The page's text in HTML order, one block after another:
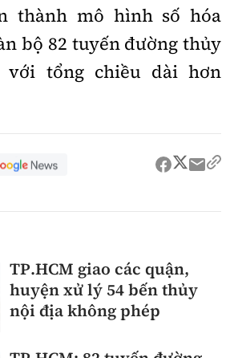
thành mô hình số hóa
bộ 82 tuyến đường thủy
với tổng chiều dài hơn
TP.HCM giao các quận,
huyện xử lý 54 bến thủy
nội địa không phép